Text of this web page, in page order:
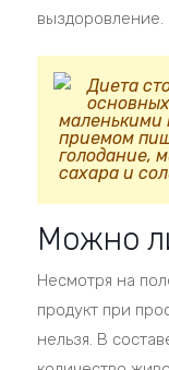
выздоровление.
Диета
приемом
голодание,
сахара и
Можно
Несмотря на
продукт при
нельзя. В